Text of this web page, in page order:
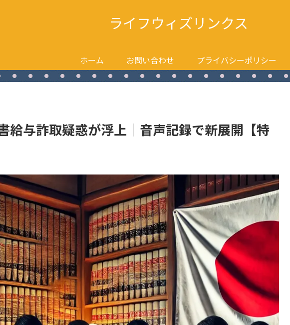
ライフウィズリンクス
ホーム お問い合わせ プライバシーポリシー
給与詐取疑惑が浮上｜音声記録で新展開【特